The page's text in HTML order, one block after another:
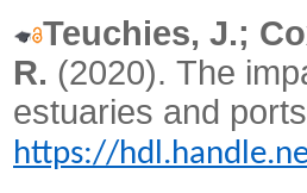
Teuchies, J.;
R. (2020). The
estuaries and
https://